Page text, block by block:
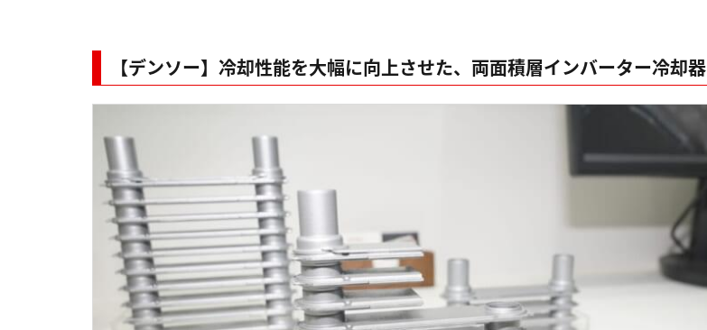
【デンソー】冷却性能を大幅に向上させた、両面積層インバーター冷却器